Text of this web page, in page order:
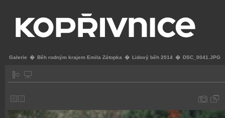
Galerie � Běh rodným krajem Emila Zátopka � Lidový běh 2014 � DSC_0041.JPG